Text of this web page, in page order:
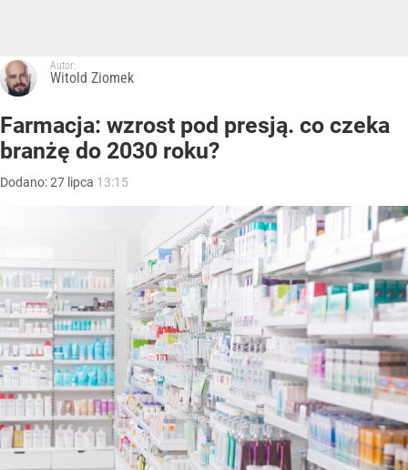
Autor:
Witold Ziomek
Farmacja: wzrost pod presją. co czeka
branżę do 2030 roku?
Dodano:27 lipca 13:15